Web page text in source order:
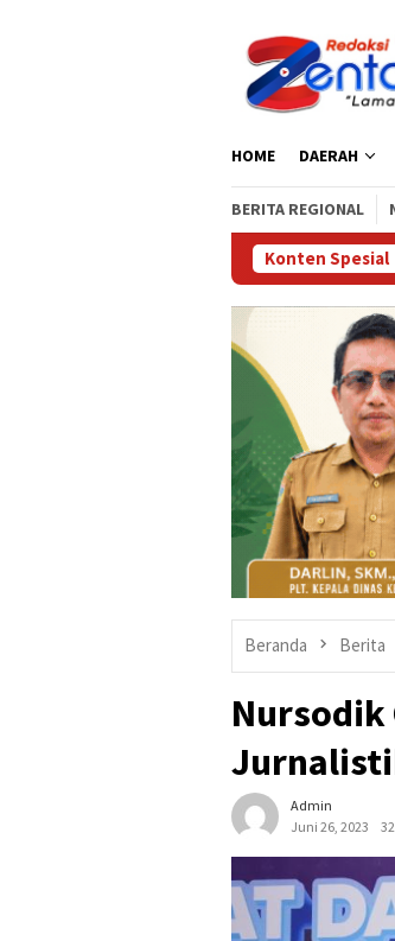
HOME DAERAH
BERITA REGIONAL
Konten Spesial
Anggota DPR RI Serap Aspirasi Warga Torue
Beranda Berita
Nursodik
Admin
Juni 26, 2023